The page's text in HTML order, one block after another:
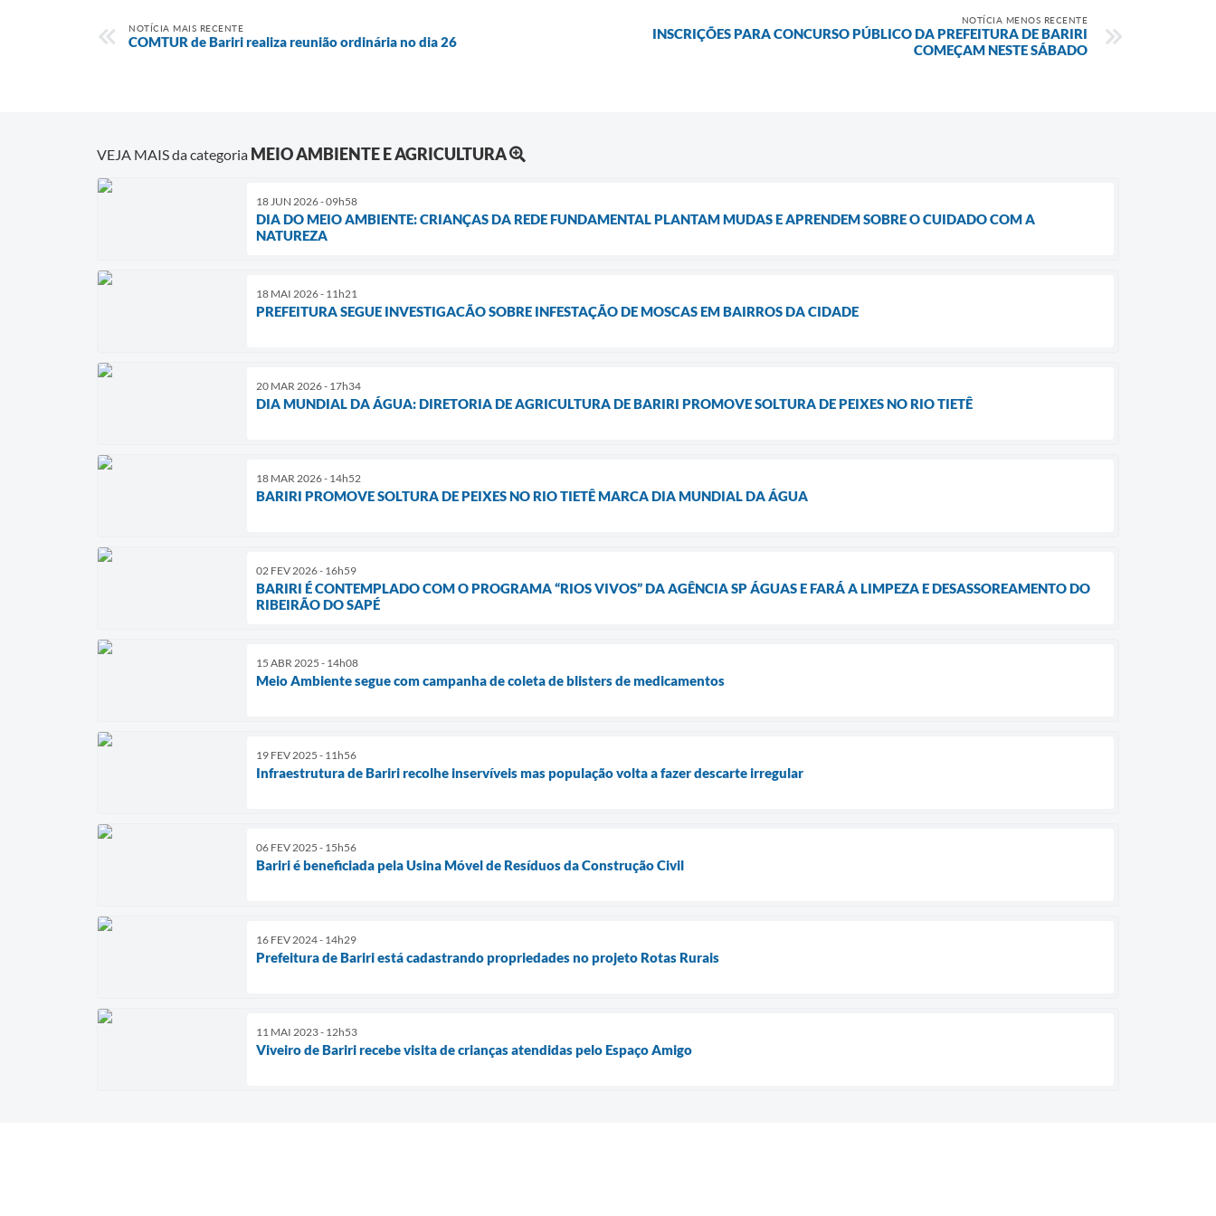
NOTÍCIA MAIS RECENTE
COMTUR de Bariri realiza reunião ordinária no dia 26
NOTÍCIA MENOS RECENTE
INSCRIÇÕES PARA CONCURSO PÚBLICO DA PREFEITURA DE BARIRI
COMEÇAM NESTE SÁBADO
VEJA MAIS da categoria MEIO AMBIENTE E AGRICULTURA
18 JUN 2026 - 09h58
DIA DO MEIO AMBIENTE: CRIANÇAS DA REDE FUNDAMENTAL PLANTAM MUDAS E APRENDEM SOBRE O CUIDADO COM A
NATUREZA
18 MAI 2026 - 11h21
PREFEITURA SEGUE INVESTIGACÃO SOBRE INFESTAÇÃO DE MOSCAS EM BAIRROS DA CIDADE
20 MAR 2026 - 17h34
DIA MUNDIAL DA ÁGUA: DIRETORIA DE AGRICULTURA DE BARIRI PROMOVE SOLTURA DE PEIXES NO RIO TIETÊ
18 MAR 2026 - 14h52
BARIRI PROMOVE SOLTURA DE PEIXES NO RIO TIETÊ MARCA DIA MUNDIAL DA ÁGUA
02 FEV 2026 - 16h59
BARIRI É CONTEMPLADO COM O PROGRAMA “RIOS VIVOS” DA AGÊNCIA SP ÁGUAS E FARÁ A LIMPEZA E DESASSOREAMENTO DO
RIBEIRÃO DO SAPÉ
15 ABR 2025 - 14h08
Meio Ambiente segue com campanha de coleta de blisters de medicamentos
19 FEV 2025 - 11h56
Infraestrutura de Bariri recolhe inservíveis mas população volta a fazer descarte irregular
06 FEV 2025 - 15h56
Bariri é beneficiada pela Usina Móvel de Resíduos da Construção Civil
16 FEV 2024 - 14h29
Prefeitura de Bariri está cadastrando propriedades no projeto Rotas Rurais
11 MAI 2023 - 12h53
Viveiro de Bariri recebe visita de crianças atendidas pelo Espaço Amigo